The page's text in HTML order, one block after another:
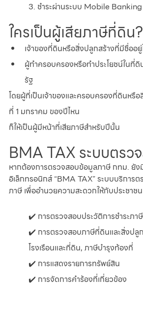
3. ชำระผ่านระบบ Mobile
ใครเป็นผู้เสียภาษีที่ดิน?
เจ้าของที่ดินหรือสิ่งปลูกสร้างที่มีชื่ออยู่
ผู้ทำครอบครองหรือทำประโยชน์ในที่
รัฐ
โดยผู้ที่เป็นเจ้าของและครอบครองที่ดินหรื
ที่ 1 มกราคม ของปีไหน
ก็ให้เป็นผู้มีหน้าที่เสียภาษีสำหรับปีนั้น
BMA TAX ระบบตรว
หากต้องการตรวจสอบข้อมูลภาษี กทม. ยัง
อิเล็กทรอนิกส์ “BMA TAX” ระบบบริการ
ภาษี เพื่ออำนวยความสะดวกให้กับประชาชน
✔️ การตรวจสอบประวัติการชำระภา
✔️ การตรวจสอบภาษีที่ดินและสิ่งปลู
โรงเรือนและที่ดิน, ภาษีบำรุงท้องที่
✔️ การแสดงรายการทรัพย์สิน
✔️ การจัดการคำร้องที่เกี่ยวข้อง